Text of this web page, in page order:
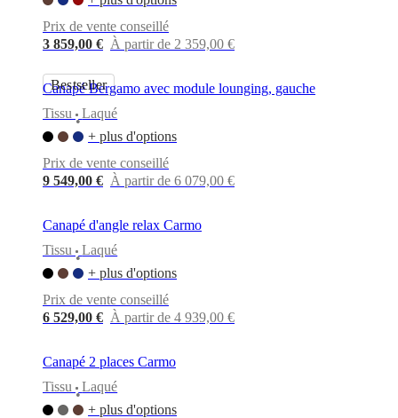
Prix de vente conseillé
3 859,00 € À partir de 2 359,00 €
Bestseller
Canapé Bergamo avec module lounging, gauche
Tissu
•
Laqué
+ plus d'options
Prix de vente conseillé
9 549,00 € À partir de 6 079,00 €
Canapé d'angle relax Carmo
Tissu
•
Laqué
+ plus d'options
Prix de vente conseillé
6 529,00 € À partir de 4 939,00 €
Canapé 2 places Carmo
Tissu
•
Laqué
+ plus d'options